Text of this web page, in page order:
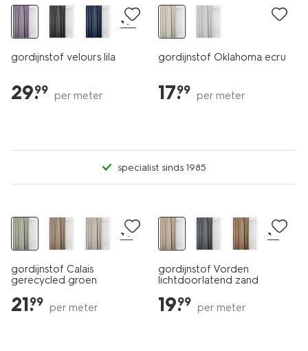
+17
gordijnstof velours lila
29.
99 per meter
gordijnstof Oklahoma ecru
17.
99 per meter
specialist sinds 1985
+6
gordijnstof Calais
gerecycled groen
21.
99 per meter
+4
gordijnstof Vorden
lichtdoorlatend zand
19.
99 per meter